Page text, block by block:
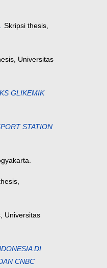
Skripsi thesis,
Universitas
GLIKEMIK
STATION
Universitas
DI
CNBC